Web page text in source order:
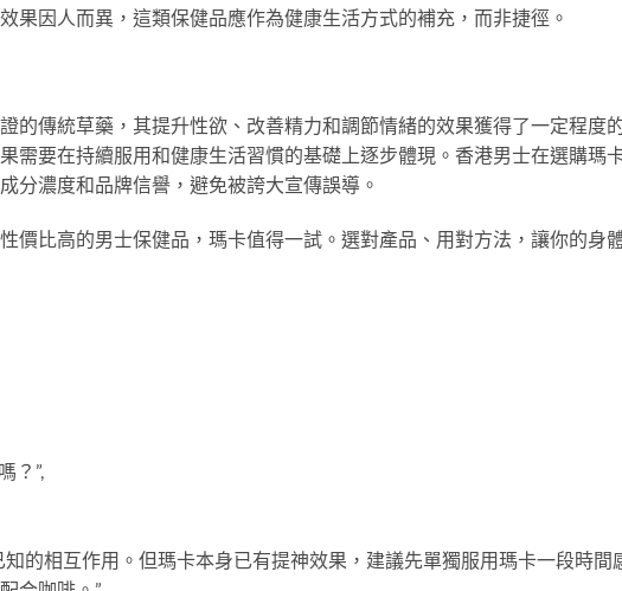
果因人而異，這類保健品應作為健康生活方式的補充，而非捷徑。
的傳統草藥，其提升性欲、改善精力和調節情緒的效果獲得了一定程度
需要在持續服用和健康生活習慣的基礎上逐步體現。香港男士在選購瑪
分濃度和品牌信譽，避免被誇大宣傳誤導。
價比高的男士保健品，瑪卡值得一試。選對產品、用對方法，讓你的身
？”,
知的相互作用。但瑪卡本身已有提神效果，建議先單獨服用瑪卡一段時間